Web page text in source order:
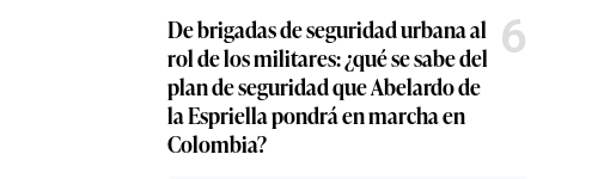
De brigadas de seguridad urbana al
rol de los militares: ¿qué se sabe del
plan de seguridad que Abelardo de
la Espriella pondrá en marcha en
Colombia?
6